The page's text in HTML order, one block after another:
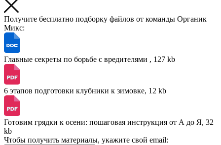
Получите бесплатно подборку файлов от команды Органик
Микс:
Главные секреты по борьбе с вредителями , 127 kb
6 этапов подготовки клубники к зимовке, 12 kb
Готовим грядки к осени: пошаговая инструкция от А до Я, 32
kb
Чтобы получить материалы, укажите свой email: